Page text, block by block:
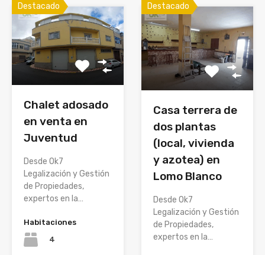
Destacado
Chalet adosado
en venta en
Juventud
Desde Ok7
Legalización y Gestión
de Propiedades,
expertos en la…
Habitaciones
4
Destacado
Casa terrera de
dos plantas
(local, vivienda
y azotea) en
Lomo Blanco
Desde Ok7
Legalización y Gestión
de Propiedades,
expertos en la…